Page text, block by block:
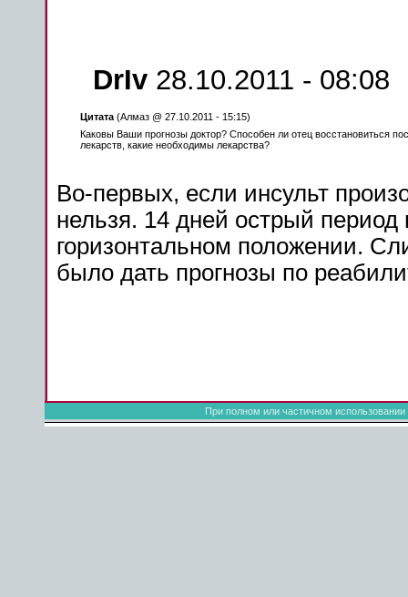
DrIv 28.10.2011 - 08:08
Цитата(Алмаз @ 27.10.2011 - 15:15)
Каковы Ваши прогнозыдоктор? Способен ли отец восстановиться
лекарств, какие необходимы лекарства?
Во-первых, если инсульт
нельзя. 14 дней острый период
горизонтальном положении.
было дать прогнозы по
При полном или частичном